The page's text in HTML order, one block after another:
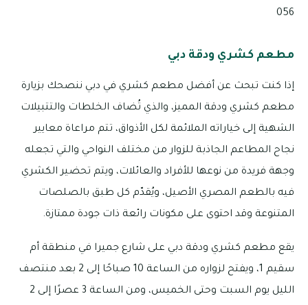
056
مطعم كشري ودقة دبي
إذا كنت تبحث عن أفضل مطعم كشري في دبي ننصحك بزيارة
مطعم كشري ودقة المميز، والذي تُضاف الخلطات والتتبيلات
الشهية إلى خياراته الملائمة لكل الأذواق، تتم مراعاة معايير
نجاح المطاعم الجاذبة للزوار من مختلف النواحي والتي تجعله
وجهة فريدة من نوعها للأفراد والعائلات، ويتم تحضير الكشري
فيه بالطعم المصري الأصيل، ويُقدّم كل طبق بالصلصات
المتنوعة وقد احتوى على مكونات رائعة ذات جودة ممتازة.
يقع مطعم كشري ودقة دبي على شارع جميرا في منطقة أم
سقيم 1، ويفتح لزواره من الساعة 10 صباحًا إلى 2 بعد منتصف
الليل يوم السبت وحتى الخميس، ومن الساعة 3 عصرًا إلى 2